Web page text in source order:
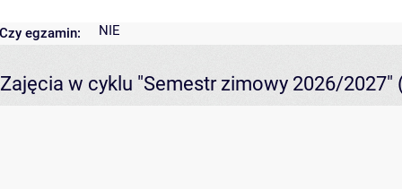
Czy egzamin: NIE
Zajęcia w cyklu "Semestr zimowy 2026/2027"